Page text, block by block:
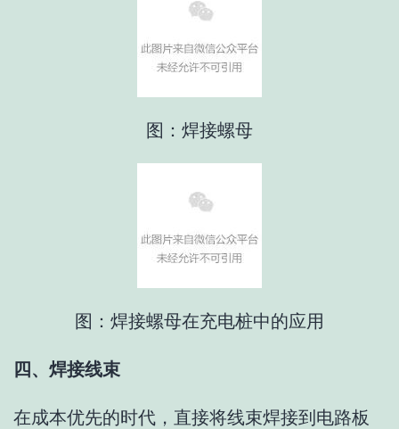
图：焊接螺母
图：焊接螺母在充电桩中的应用
四、焊接线束
在成本优先的时代，直接将线束焊接到电路板